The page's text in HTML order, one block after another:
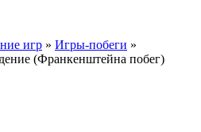
игр » Игры-побеги »
(Франкенштейна побег)